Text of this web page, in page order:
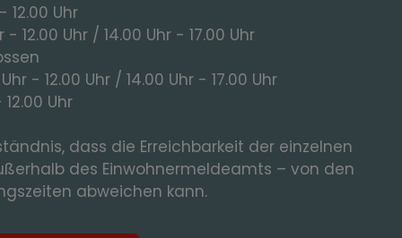
12.00 Uhr
- 12.00 Uhr / 14.00 Uhr - 17.00 Uhr
- 12.00 Uhr / 14.00 Uhr - 17.00 Uhr
Uhr
dass die Erreichbarkeit der einzelnen
des Einwohnermeldeamts – von den
abweichen kann.